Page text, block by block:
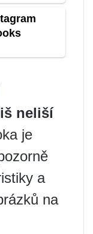
neliší
je
a
na